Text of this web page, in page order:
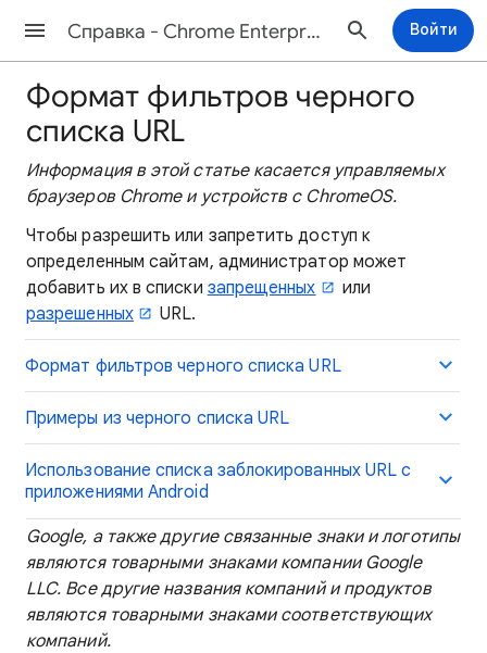
Cправка - Chrome Enterprise and Education Войти
Формат фильтров черного
списка URL
Информация в этой статье касается управляемых
браузеров Chrome и устройств с ChromeOS.
Чтобы разрешить или запретить доступ к
определенным сайтам, администратор может
добавить их в списки запрещенных
или
разрешенных
URL.
Формат фильтров черного списка URL
Примеры из черного списка URL
Использование списка заблокированных URL с
приложениями Android
Google, а также другие связанные знаки и логотипы
являются товарными знаками компании Google
LLC. Все другие названия компаний и продуктов
являются товарными знаками соответствующих
компаний.